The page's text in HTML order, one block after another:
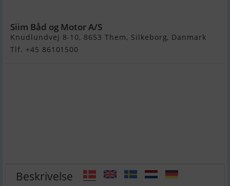
Siim Båd og Motor A/S
Knudlundvej 8-10, 8653 Them, Silkeborg, Danmark
Tlf. +45 86101500
Beskrivelse